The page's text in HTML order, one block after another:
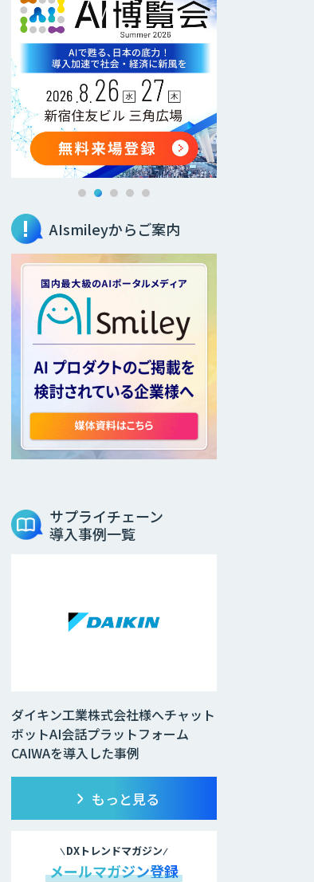
Third AI レコメンドア
イ
画像認識 AI技術を活用し
て、お手元の写真などか
検索して目的の商品を見
つけ出すことが可能
AIsmileyからご案内
サプライチェーン
導入事例一覧
ダイキン工業株式会社様へチャット
ボットAI会話プラットフォーム
CAIWAを導入した事例
もっと見る
DXトレンドマガジン
メールマガジン登録